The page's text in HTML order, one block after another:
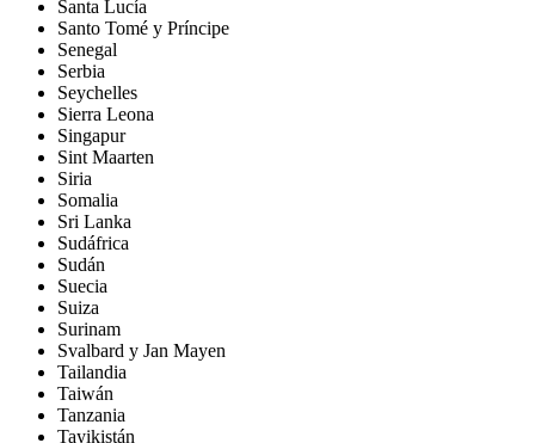
Santa Lucía
Santo Tomé y Príncipe
Senegal
Serbia
Seychelles
Sierra Leona
Singapur
Sint Maarten
Siria
Somalia
Sri Lanka
Sudáfrica
Sudán
Suecia
Suiza
Surinam
Svalbard y Jan Mayen
Tailandia
Taiwán
Tanzania
Tayikistán